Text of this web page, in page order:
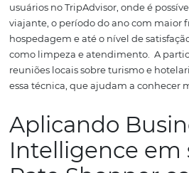
A
hotelaria
Analisar as melhores práticas é
acontecem dentro da sua
concorrência é, sem dúvida,